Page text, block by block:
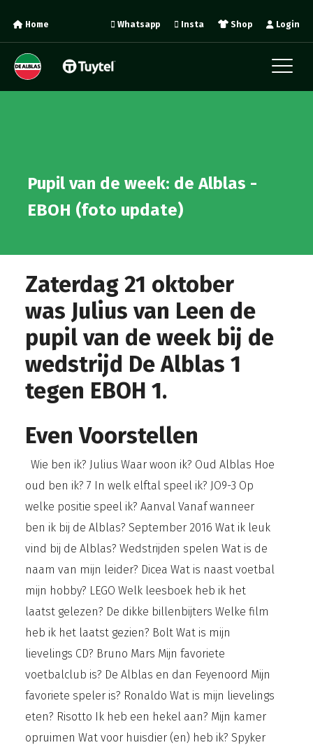
Home Login
Shop
Insta
Whatsapp
Pupil van de week: de Alblas -
EBOH (foto update)
Zaterdag 21 oktober
was Julius van Leen de
pupil van de week bij de
wedstrijd De Alblas 1
tegen EBOH 1.
Even Voorstellen
Wie ben ik? Julius Waar woon ik? Oud Alblas Hoe
oud ben ik? 7 In welk elftal speel ik? JO9-3 Op
welke positie speel ik? Aanval Vanaf wanneer
ben ik bij de Alblas? September 2016 Wat ik leuk
vind bij de Alblas? Wedstrijden spelen Wat is de
naam van mijn leider? Dicea Wat is naast voetbal
mijn hobby? LEGO Welk leesboek heb ik het
laatst gelezen? De dikke billenbijters Welke film
heb ik het laatst gezien? Bolt Wat is mijn
lievelings CD? Bruno Mars Mijn favoriete
voetbalclub is? De Alblas en dan Feyenoord Mijn
favoriete speler is? Ronaldo Wat is mijn lievelings
eten? Risotto Ik heb een hekel aan? Mijn kamer
opruimen Wat voor huisdier (en) heb ik? Spyker